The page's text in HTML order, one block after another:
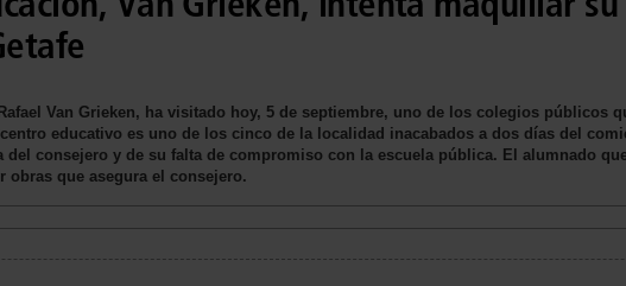
Van Grieken, ha visitado hoy, 5 de septiembre, uno de los colegios públicos
educativo es uno de los cinco de la localidad inacabados a dos días del
consejero y de su falta de compromiso con la escuela pública. El alumnado
obras que asegura el consejero.